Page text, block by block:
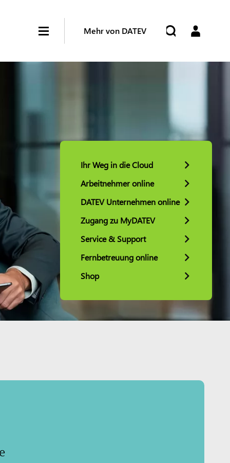
Mehr von DATEV
Ihr Weg in die Cloud
Arbeitnehmer online
DATEV Unternehmen online
Zugang zu MyDATEV
Service & Support
Fernbetreuung online
Shop